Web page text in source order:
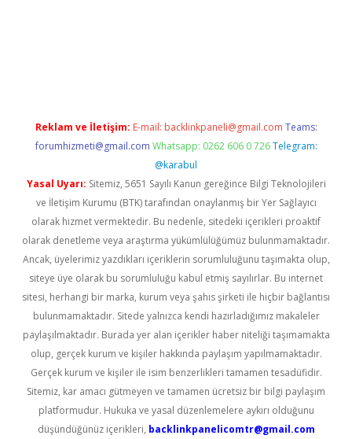
Reklam ve İletişim: E-mail: backlinkpaneli@gmail.com Teams:
forumhizmeti@gmail.com Whatsapp: 0262 606 0 726 Telegram:
@karabul
Yasal Uyarı: Sitemiz, 5651 Sayılı Kanun gereğince Bilgi Teknolojileri
ve İletişim Kurumu (BTK) tarafından onaylanmış bir Yer Sağlayıcı
olarak hizmet vermektedir. Bu nedenle, sitedeki içerikleri proaktif
olarak denetleme veya araştırma yükümlülüğümüz bulunmamaktadır.
Ancak, üyelerimiz yazdıkları içeriklerin sorumluluğunu taşımakta olup,
siteye üye olarak bu sorumluluğu kabul etmiş sayılırlar. Bu internet
sitesi, herhangi bir marka, kurum veya şahıs şirketi ile hiçbir bağlantısı
bulunmamaktadır. Sitede yalnızca kendi hazırladığımız makaleler
paylaşılmaktadır. Burada yer alan içerikler haber niteliği taşımamakta
olup, gerçek kurum ve kişiler hakkında paylaşım yapılmamaktadır.
Gerçek kurum ve kişiler ile isim benzerlikleri tamamen tesadüfidir.
Sitemiz, kar amacı gütmeyen ve tamamen ücretsiz bir bilgi paylaşım
platformudur. Hukuka ve yasal düzenlemelere aykırı olduğunu
düşündüğünüz içerikleri, backlinkpanelicomtr@gmail.com